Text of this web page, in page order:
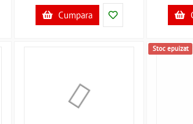
Cumpara
Stoc epuizat